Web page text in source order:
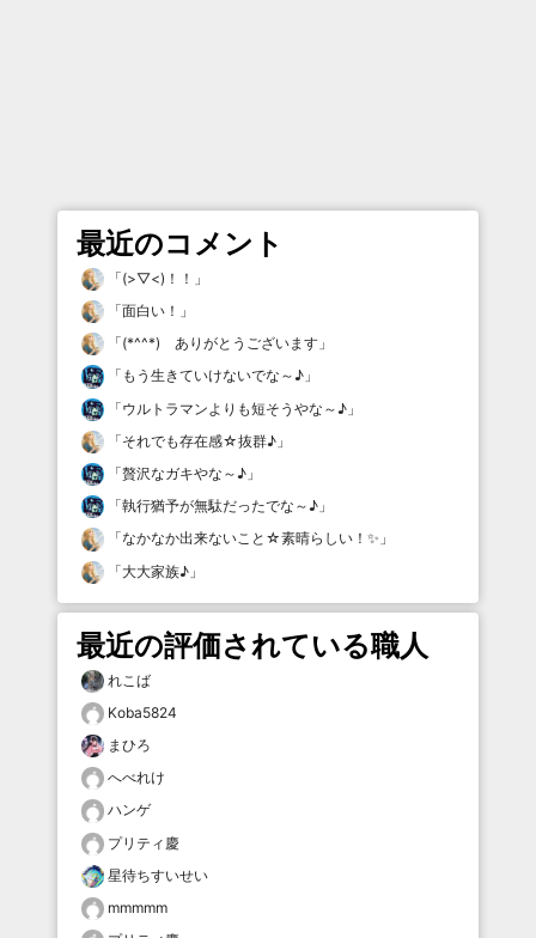
最近のコメント
「(>▽<)！！ 」
「面白い！ 」
「(*^^*) ありがとうございます 」
「 もう生きていけないでな～♪ 」
「ウルトラマンよりも短そうやな～♪ 」
「それでも存在感☆抜群♪ 」
「贅沢なガキやな～♪ 」
「執行猶予が無駄だったでな～♪ 」
「なかなか出来ないこと☆素晴らしい！✨ 」
「大大家族♪ 」
最近の評価されている職人
れこば
Koba5824
まひろ
へべれけ
ハンゲ
プリティ慶
星待ちすいせい
mmmmm